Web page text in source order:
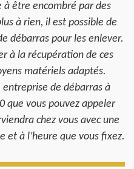
à être encombré par des
à rien, il est possible de
débarras pour les enlever.
à la récupération de ces
matériels adaptés.
de débarras à
que vous pouvez appeler
chez vous avec une
et à l’heure que vous fixez.